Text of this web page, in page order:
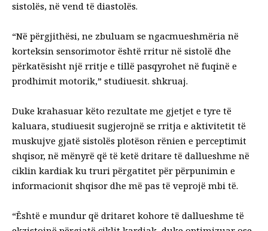
sistolës, në vend të diastolës.
“Në përgjithësi, ne zbuluam se ngacmueshmëria në
korteksin sensorimotor është rritur në sistolë dhe
përkatësisht një rritje e tillë pasqyrohet në fuqinë e
prodhimit motorik,” studiuesit. shkruaj.
Duke krahasuar këto rezultate me gjetjet e tyre të
kaluara, studiuesit sugjerojnë se rritja e aktivitetit të
muskujve gjatë sistolës plotëson rënien e perceptimit
shqisor, në mënyrë që të ketë dritare të dallueshme në
ciklin kardiak ku truri përgatitet për përpunimin e
informacionit shqisor dhe më pas të veprojë mbi të.
“Është e mundur që dritaret kohore të dallueshme të